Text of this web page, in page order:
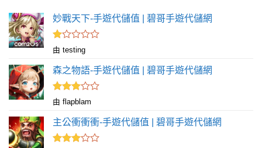
妙戰天下-手遊代儲值 | 碧哥手遊代儲網
評
1
滿
分
由 testing
森之物語-手遊代儲值 | 碧哥手遊代儲網
評分
滿
分 5
由 flapblam
主公衝衝衝-手遊代儲值 | 碧哥手遊代儲網